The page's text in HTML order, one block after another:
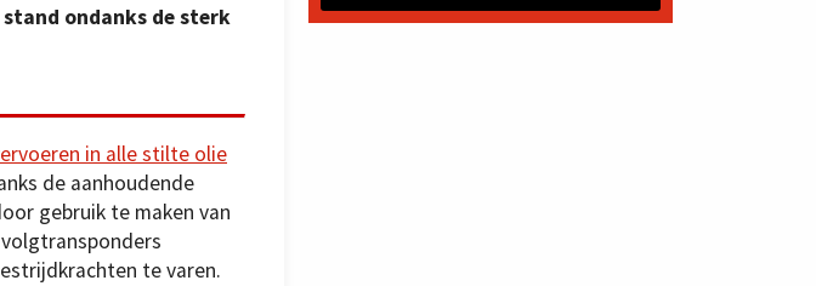
ondanks de sterk
in alle stilte olie
de aanhoudende
gebruik te maken van
te varen.